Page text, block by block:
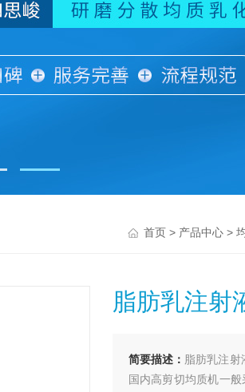
首页> 产品中心>
脂肪乳注射
简要描述： 脂肪乳注
国内高剪切均质机一